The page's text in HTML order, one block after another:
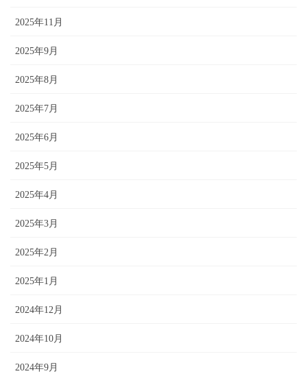
2025年11月
2025年9月
2025年8月
2025年7月
2025年6月
2025年5月
2025年4月
2025年3月
2025年2月
2025年1月
2024年12月
2024年10月
2024年9月